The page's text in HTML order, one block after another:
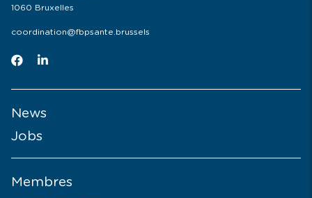
1060 Bruxelles
coordination@fbpsante.brussels
News
Jobs
Membres